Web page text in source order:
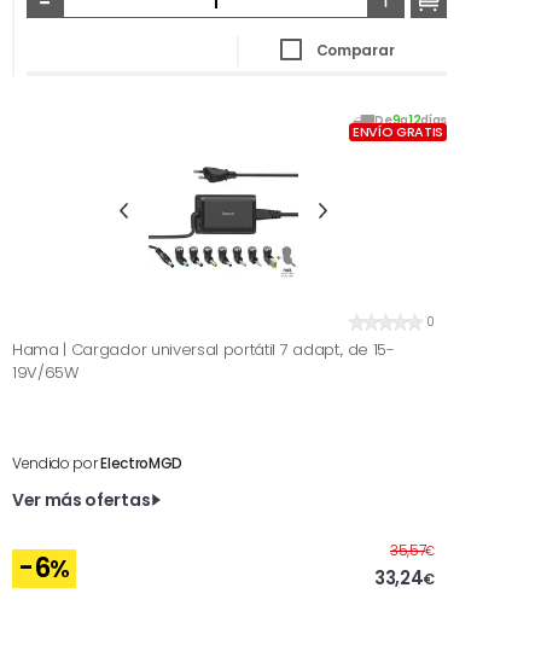
Comparar
De9a12días
ENVÍO GRATIS
0
Hama | Cargador universal portátil 7 adapt., de 15-
19V/65W
Vendido porElectroMGD
Ver más ofertas
-6%
35,57€Antes
33,24€